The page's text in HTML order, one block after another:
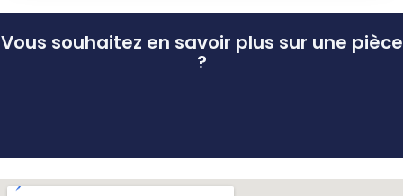
Vous souhaitez en savoir plus sur une pièce
?